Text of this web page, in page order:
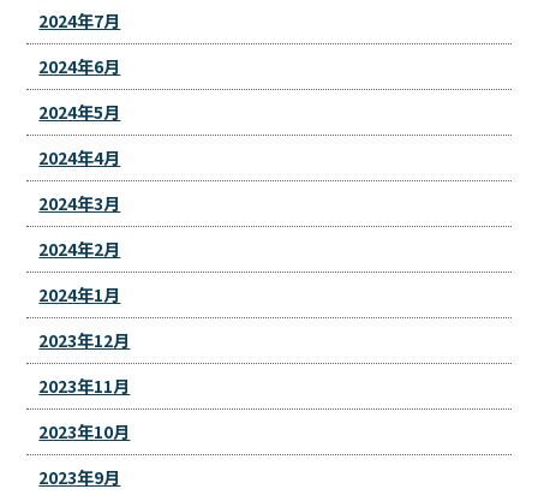
2024年7月
2024年6月
2024年5月
2024年4月
2024年3月
2024年2月
2024年1月
2023年12月
2023年11月
2023年10月
2023年9月